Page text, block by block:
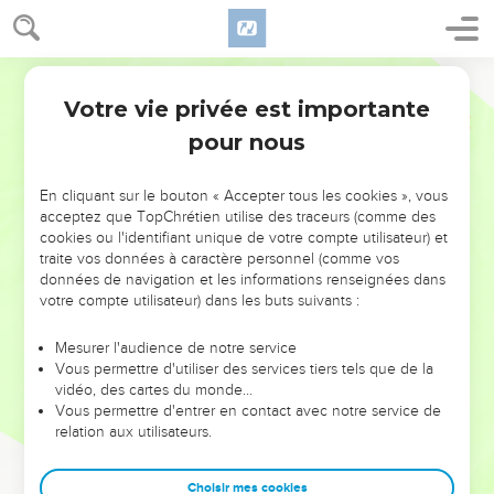
NE MANQUEZ PAS L’ÉVÉNEMENT
DE L’ANNÉE !
ET SI LEURS ERREURS POUVAIENT VOUS ÉVITER LES
VOTRES ?
leur foi ou leur vision. Mais on voit moins les doutes, les erreurs
et les saisons difficiles qu'ils ont traversés, alors même que ce
sont elles qui les ont façonnés.
Dans cette conférence, leaders, entrepreneurs, et responsables
clés pour avancer avec plus de sagesse afin que leurs erreurs
Votre vie privée est importante
pour nous
En cliquant sur le bouton « Accepter tous les cookies », vous
acceptez que TopChrétien utilise des traceurs (comme des
cookies ou l'identifiant unique de votre compte utilisateur) et
traite vos données à caractère personnel (comme vos
données de navigation et les informations renseignées dans
votre compte utilisateur) dans les buts suivants :
Mesurer l'audience de notre service
Vous permettre d'utiliser des services tiers tels que de la
vidéo, des cartes du monde…
Vous permettre d'entrer en contact avec notre service de
relation aux utilisateurs.
Choisir mes cookies